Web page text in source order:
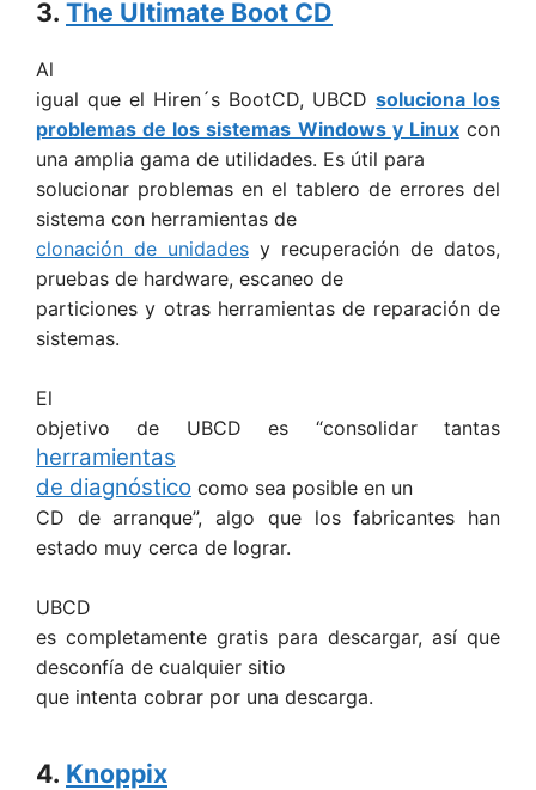
3. The Ultimate Boot CD
Al
igual que el Hiren´s BootCD, UBCD soluciona los
problemas de los sistemas Windows y Linuxcon
una amplia gama de utilidades. Es útil para
solucionar problemas en el tablero de errores del
sistema con herramientas de
clonación de unidades y recuperación de datos,
pruebas de hardware, escaneo de
particiones y otras herramientas de reparación de
sistemas.
El
objetivo de UBCD es “consolidar tantas
herramientas
de diagnóstico como sea posible en un
CD de arranque”, algo que los fabricantes han
estado muy cerca de lograr.
UBCD
es completamente gratis para descargar, así que
desconfía de cualquier sitio
que intenta cobrar por una descarga.
4. Knoppix